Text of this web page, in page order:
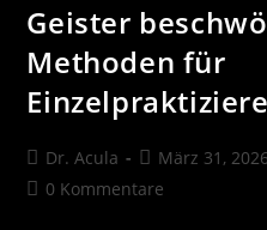
Geister
Methoden für
Beitrags-
Autor:
Dr. Acula
Beitrag
veröffentlicht:
März 31, 2026
Beitrags-
0 Kommentare